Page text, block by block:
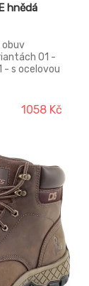
hnědá
obuv
O1 -
- s ocelovou
hovězí
PU-guma,
°C.
špice
O1 FO SRA
Norma:
HRO
1058 Kč